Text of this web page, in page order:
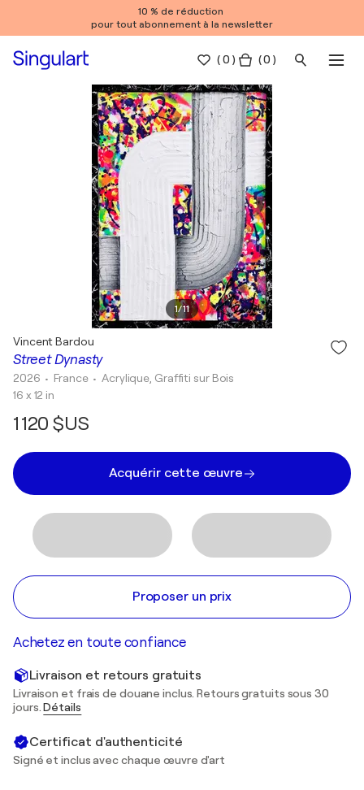
10 % de réduction
pour tout abonnement à la newsletter
(0 ) ( 0 )
1/11
Street Dynasty
Vincent Bardou
2026 • France •Acrylique, Graffiti sur Bois
16 x 12 in
1 120 $US
Acquérir cette œuvre
Proposer un prix
Achetez en toute confiance
Livraison et retours gratuits
Livraison et frais de douane inclus. Retours gratuits sous 30
jours.Détails
Certificat d'authenticité
Signé et inclus avec chaque œuvre d'art